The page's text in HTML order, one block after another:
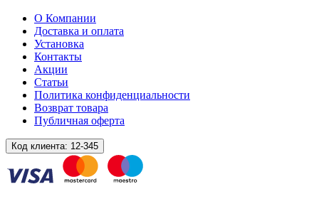
О Компании
Доставка и оплата
Установка
Контакты
Акции
Статьи
Политика конфиденциальности
Возврат товара
Публичная оферта
Код клиента: 12-345